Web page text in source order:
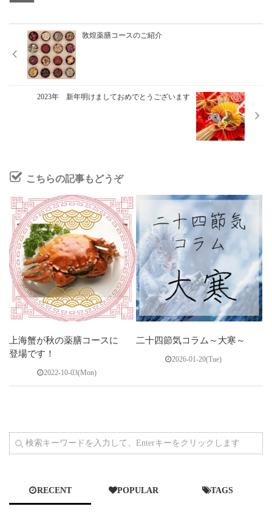
敦煌薬膳コースのご紹介
2023年 新年明けましておめでとうございます
こちらの記事もどうぞ
上海蟹が秋の薬膳コースに
登場です！
2022-10-03(Mon)
二十四節気コラム～大寒～
2026-01-20(Tue)
RECENT POPULAR TAGS